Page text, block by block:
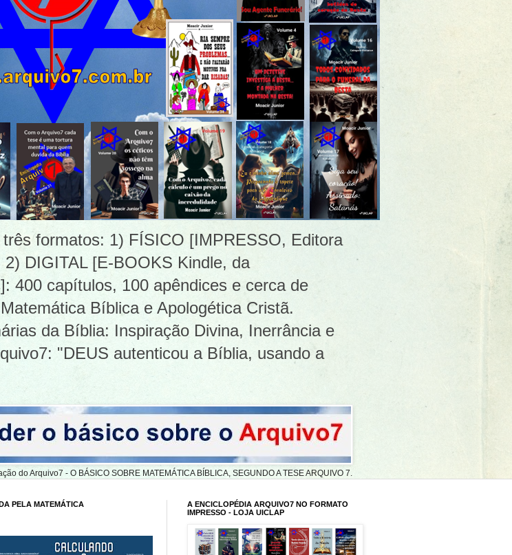
formatos: 1) FÍSICO [IMPRESSO, Editora
DIGITAL [E-BOOKS Kindle, da
400 capítulos, 100 apêndices e cerca de
Bíblica e Apologética Cristã.
da Bíblia: Inspiração Divina, Inerrância e
"DEUS autenticou a Bíblia, usando a
do Arquivo7 - O BÁSICO SOBRE MATEMÁTICA BÍBLICA, SEGUNDO A TESE ARQUIVO 7.
PELA MATEMÁTICA
A ENCICLOPÉDIA ARQUIVO7 NO FORMATO
IMPRESSO - LOJA UICLAP